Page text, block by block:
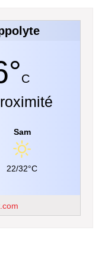
C
Sam
22/32°C